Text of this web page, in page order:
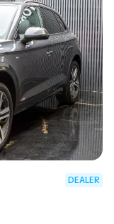
DEALER